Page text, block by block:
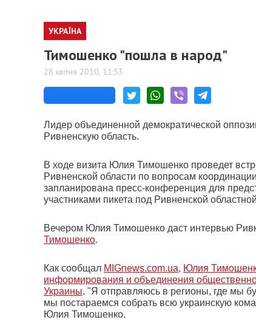
УКРАЇНА
Тимошенко "пошла в народ"
28 квітня 2010, 11:53
Лидер объединенной демократической
Ривненскую область.
В ходе визита Юлия Тимошенко проведет
Ривненской области по вопросам
запланирована пресс-конференция для
участниками пикета под Ривненской
Вечером Юлия Тимошенко даст интервью
Тимошенко.
Как сообщал MIGnews.com.ua, Юлия
информирования и объединения
Украины. "Я отправляюсь в регионы, где мы
мы постараемся собрать всю украинскую
Юлия Тимошенко.